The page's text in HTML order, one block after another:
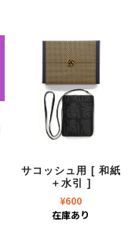
サコッシュ用 [ 和紙
＋水引 ]
¥600
在庫あり